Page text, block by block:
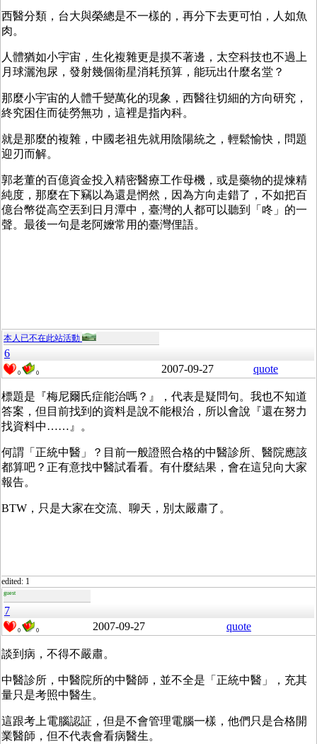
西醫分類，台大與榮總是不一樣的，再分下去更可怕，人如魚
肉。
人體猶如小宇宙，生化複雜更是摸不著邊，太空科技也不過上
月球灑泡尿，發射幾個衛星消耗預算，能玩出什麼名堂？
那麼小宇宙的人體千變萬化的現象，西醫往切細的方向研究，
終究困住而徒勞無功，這裡是指內科。
就是那麼的複雜，中國老祖先就用陰陽統之，輕鬆愉快，問題
迎刃而解。
郭老董的百億資金投入精密醫療工作母機，或是藥物的提煉精
純度，那麼在下竊以為還是惘然，因為方向走錯了，不如把百
億台幣從高空丟到日月潭中，臺灣的人都可以聽到「咚」的一
聲。最後一句是老阿嬤常用的臺灣俚語。
本人已不在此站活動
6
0 0 2007-09-27 quote
標題是『梅尼爾氏症能治嗎？』，代表是疑問句。我也不知道
答案，但目前找到的資料是說不能根治，所以會說『還在努力
找資料中……』。
何謂「正統中醫」？目前一般證照合格的中醫診所、醫院應該
都算吧？正有意找中醫試看看。有什麼結果，會在這兒向大家
報告。
BTW，只是大家在交流、聊天，別太嚴肅了。
edited: 1
guest
7
0 0 2007-09-27 quote
談到病，不得不嚴肅。
中醫診所，中醫院所的中醫師，並不全是「正統中醫」，充其
量只是考照中醫生。
這跟考上電腦認証，但是不會管理電腦一樣，他們只是合格開
業醫師，但不代表會看病醫生。